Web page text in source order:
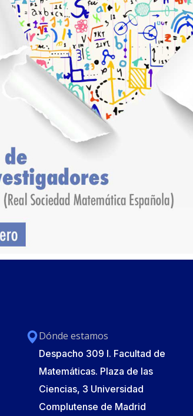
Dónde estamos
Despacho 309 I. Facultad de
Matemáticas. Plaza de las
Ciencias, 3 Universidad
Complutense de Madrid